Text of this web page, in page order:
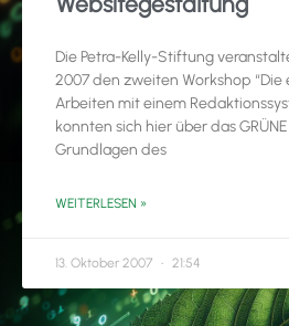
Die Petra-Kelly-Stiftung
2007 den zweiten Workshop “Die
Arbeiten mit einem
konnten sich hier über das
Grundlagen des
WEITERLESEN »
13. Oktober 2007 21:54